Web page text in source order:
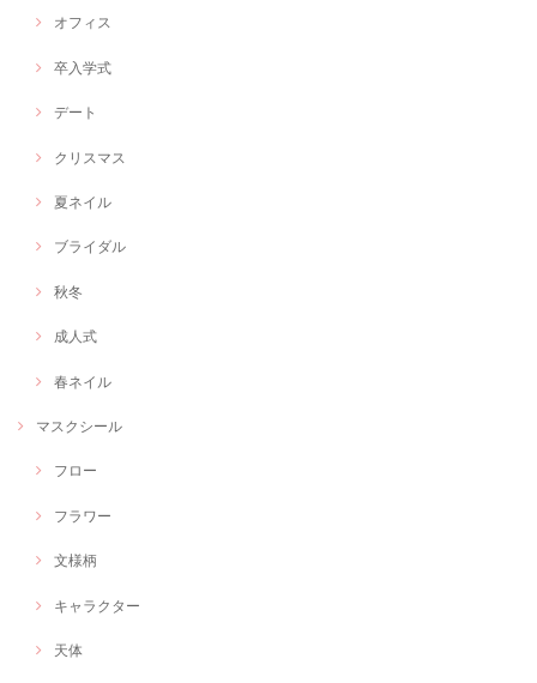
オフィス
卒入学式
デート
クリスマス
夏ネイル
ブライダル
秋冬
成人式
春ネイル
マスクシール
フロー
フラワー
文様柄
キャラクター
天体